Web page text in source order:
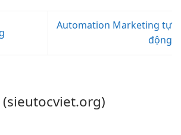
Automation Marketing tự
động
(sieutocviet.org)